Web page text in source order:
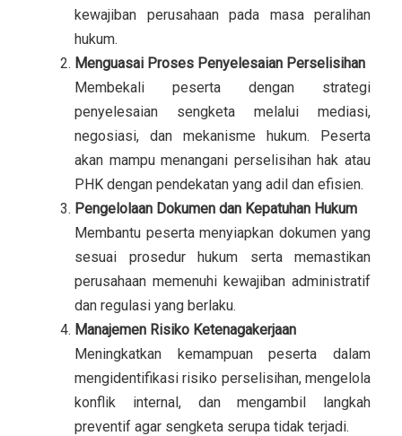
kewajiban perusahaan pada masa peralihan
hukum.
Menguasai Proses Penyelesaian Perselisihan
Membekali peserta dengan strategi
penyelesaian sengketa melalui mediasi,
negosiasi, dan mekanisme hukum. Peserta
akan mampu menangani perselisihan hak atau
PHK dengan pendekatan yang adil dan efisien.
Pengelolaan Dokumen dan Kepatuhan Hukum
Membantu peserta menyiapkan dokumen yang
sesuai prosedur hukum serta memastikan
perusahaan memenuhi kewajiban administratif
dan regulasi yang berlaku.
Manajemen Risiko Ketenagakerjaan
Meningkatkan kemampuan peserta dalam
mengidentifikasi risiko perselisihan, mengelola
konflik internal, dan mengambil langkah
preventif agar sengketa serupa tidak terjadi.